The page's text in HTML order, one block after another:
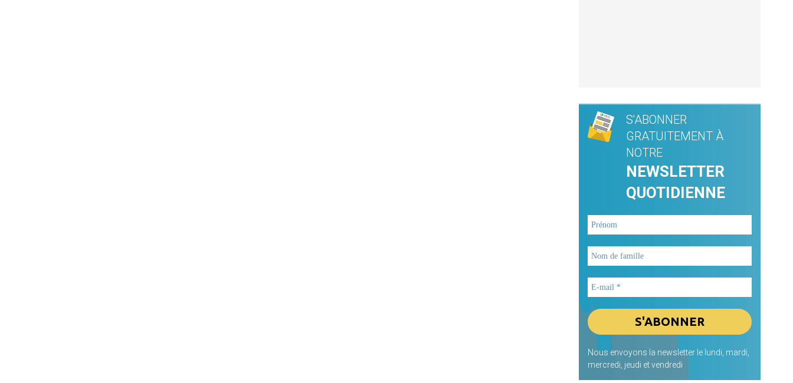
S'ABONNER
GRATUITEMENT À
NOTRE
NEWSLETTER
QUOTIDIENNE
Nous envoyons la newsletter le lundi, mardi,
mercredi, jeudi et vendredi